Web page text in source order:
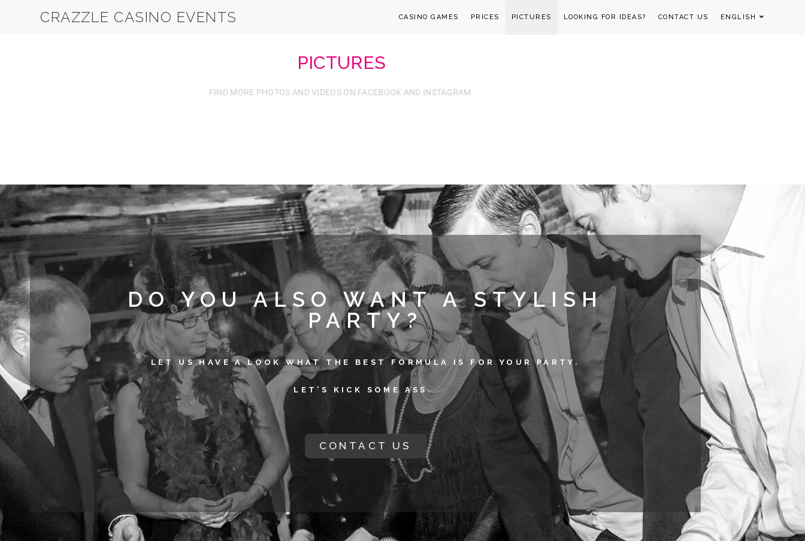
CRAZZLE CASINO EVENTS CASINO GAMES PRICES PICTURES LOOKING FOR IDEAS? CONTACT US ENGLISH
PICTURES
FIND MORE PHOTOS AND VIDEOS ON FACEBOOK AND INSTAGRAM.
DO YOU ALSO WANT A STYLISH
PARTY?
LET US HAVE A LOOK WHAT THE BEST FORMULA IS FOR YOUR PARTY.
LET’S KICK SOME ASS.
CONTACT US